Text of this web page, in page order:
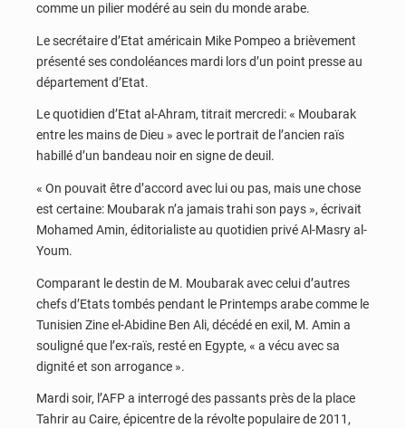
comme un pilier modéré au sein du monde arabe.
Le secrétaire d’Etat américain Mike Pompeo a brièvement
présenté ses condoléances mardi lors d’un point presse au
département d’Etat.
Le quotidien d’Etat al-Ahram, titrait mercredi: « Moubarak
entre les mains de Dieu » avec le portrait de l’ancien raïs
habillé d’un bandeau noir en signe de deuil.
« On pouvait être d’accord avec lui ou pas, mais une chose
est certaine: Moubarak n’a jamais trahi son pays », écrivait
Mohamed Amin, éditorialiste au quotidien privé Al-Masry al-
Youm.
Comparant le destin de M. Moubarak avec celui d’autres
chefs d’Etats tombés pendant le Printemps arabe comme le
Tunisien Zine el-Abidine Ben Ali, décédé en exil, M. Amin a
souligné que l’ex-raïs, resté en Egypte, « a vécu avec sa
dignité et son arrogance ».
Mardi soir, l’AFP a interrogé des passants près de la place
Tahrir au Caire, épicentre de la révolte populaire de 2011,